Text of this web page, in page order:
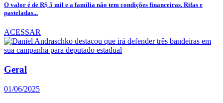
O valor é de R$ 5 mil e a família não tem condições financeiras. Rifas e
pasteladas...
ACESSAR
Geral
01/06/2025